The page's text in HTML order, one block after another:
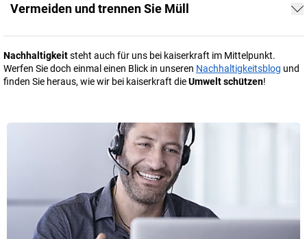
Vermeiden und trennen Sie Müll
Nachhaltigkeitsteht auch für uns bei kaiserkraft im Mittelpunkt.
Werfen Sie doch einmal einen Blick in unseren Nachhaltigkeitsblog und
finden Sie heraus, wie wir bei kaiserkraft dieUmwelt schützen!